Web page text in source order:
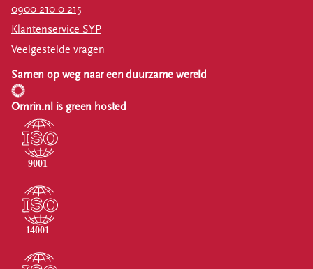
0900 210 0 215
Klantenservice SYP
Veelgestelde vragen
Samen op weg naar een duurzame wereld
Omrin.nl is green hosted